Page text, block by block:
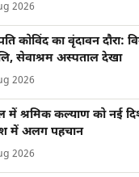
2026
कोविंद का वृंदावन दौरा:
सेवाश्रम अस्पताल देखा
2026
में श्रमिक कल्याण को नई
में अलग पहचान
2026